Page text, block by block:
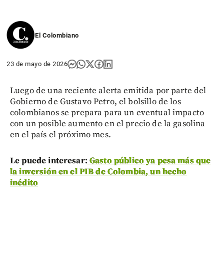
El Colombiano
23 de mayo de 2026
Luego de una reciente alerta emitida por parte del
Gobierno de Gustavo Petro, el bolsillo de los
colombianos se prepara para un eventual impacto
con un posible aumento en el precio de la gasolina
en el país el próximo mes.
Le puede interesar: Gasto público ya pesa más que
la inversión en el PIB de Colombia, un hecho
inédito